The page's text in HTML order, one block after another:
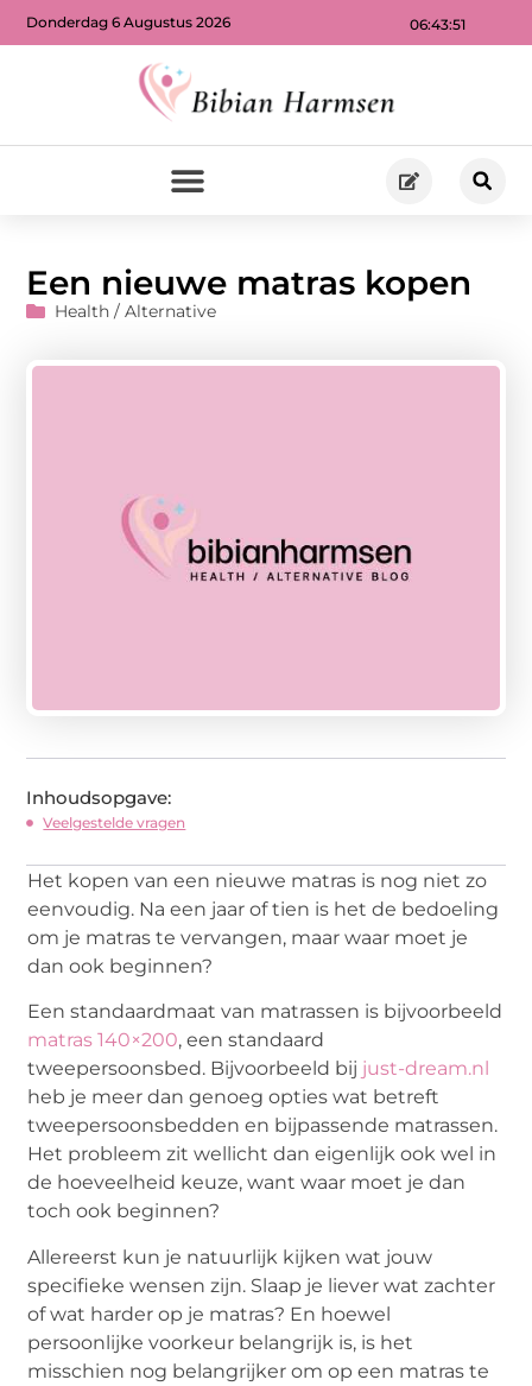
06:43:52
Donderdag 6 Augustus 2026
Een nieuwe matras kopen
Health / Alternative
Inhoudsopgave:
Veelgestelde vragen
Het kopen van een nieuwe matras is nog niet zo
eenvoudig. Na een jaar of tien is het de bedoeling
om je matras te vervangen, maar waar moet je
dan ook beginnen?
Een standaardmaat van matrassen is bijvoorbeeld
matras 140×200, een standaard
tweepersoonsbed. Bijvoorbeeld bij just-dream.nl
heb je meer dan genoeg opties wat betreft
tweepersoonsbedden en bijpassende matrassen.
Het probleem zit wellicht dan eigenlijk ook wel in
de hoeveelheid keuze, want waar moet je dan
toch ook beginnen?
Allereerst kun je natuurlijk kijken wat jouw
specifieke wensen zijn. Slaap je liever wat zachter
of wat harder op je matras? En hoewel
persoonlijke voorkeur belangrijk is, is het
misschien nog belangrijker om op een matras te